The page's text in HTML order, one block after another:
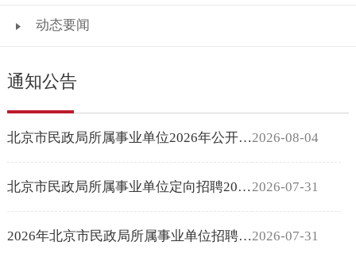
动态要闻
通知公告
北京市民政局所属事业单位2026年公开招聘工作人员公告2026-08-04
北京市民政局所属事业单位定向招聘2026年合同期满乡村振兴协理员拟聘... 2026-07-31
2026年北京市民政局所属事业单位招聘退役大学生士兵拟聘用人员公示2026-07-31